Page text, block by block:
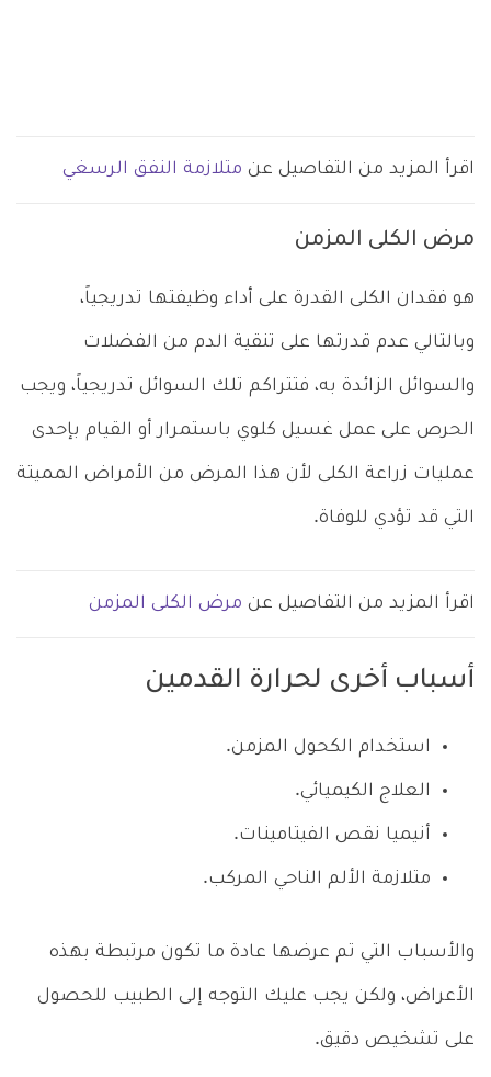
اقرأ المزيد من التفاصيل عن متلازمة النفق الرسغي
مرض الكلى المزمن
هو فقدان الكلى القدرة على أداء وظيفتها تدريجياً،
وبالتالي عدم قدرتها على تنقية الدم من الفضلات
والسوائل الزائدة به، فتتراكم تلك السوائل تدريجياً، ويجب
الحرص على عمل غسيل كلوي باستمرار أو القيام بإحدى
عمليات زراعة الكلى لأن هذا المرض من الأمراض المميتة
التي قد تؤدي للوفاة.
اقرأ المزيد من التفاصيل عن مرض الكلى المزمن
أسباب أخرى لحرارة القدمين
استخدام الكحول المزمن.
العلاج الكيميائي.
أنيميا نقص الفيتامينات.
متلازمة الألم الناحي المركب.
والأسباب التي تم عرضها عادة ما تكون مرتبطة بهذه
الأعراض، ولكن يجب عليك التوجه إلى الطبيب للحصول
على تشخيص دقيق.